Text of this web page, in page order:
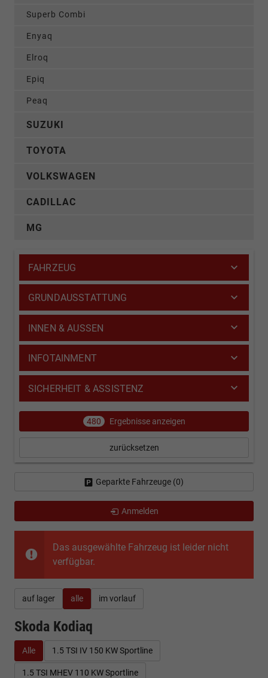
Das ausgewählte Fahrzeug ist leider nicht
verfügbar.
auf lager alle im vorlauf
Skoda Kodiaq
Alle 1.5 TSI IV 150 KW Sportline
1.5 TSI MHEV 110 KW Sportline
Superb Combi
Enyaq
Elroq
Epiq
Peaq
SUZUKI
TOYOTA
VOLKSWAGEN
CADILLAC
MG
FAHRZEUG
GRUNDAUSSTATTUNG
INNEN & AUSSEN
INFOTAINMENT
SICHERHEIT & ASSISTENZ
480 Ergebnisse anzeigen
zurücksetzen
Geparkte Fahrzeuge (0)
Anmelden